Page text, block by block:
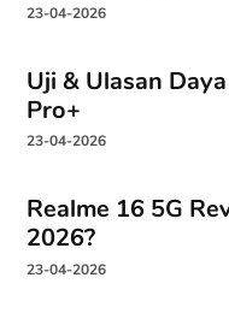
23-04-2026
Uji & Ulasan
Pro+
23-04-2026
Realme 16 5G
2026?
23-04-2026